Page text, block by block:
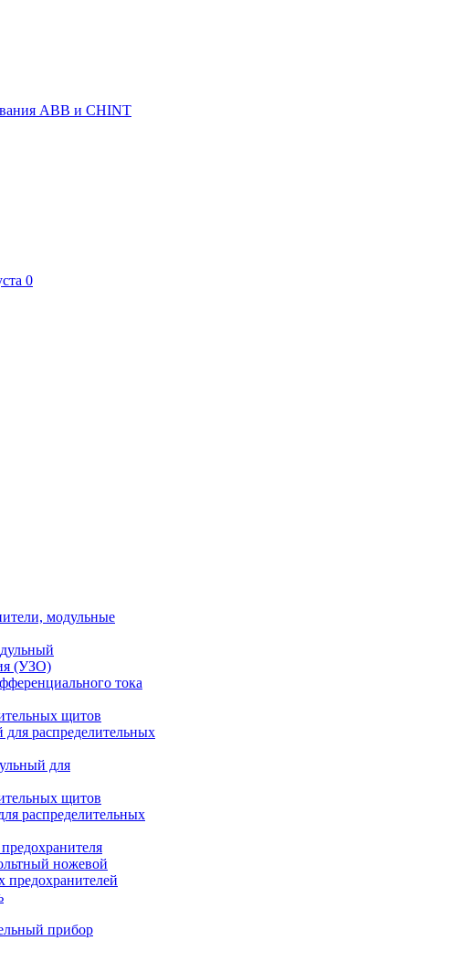
0
модульные
(УЗО)
тока
щитов
распределительных
для
щитов
распределительных
ножевой
предохранителей
прибор